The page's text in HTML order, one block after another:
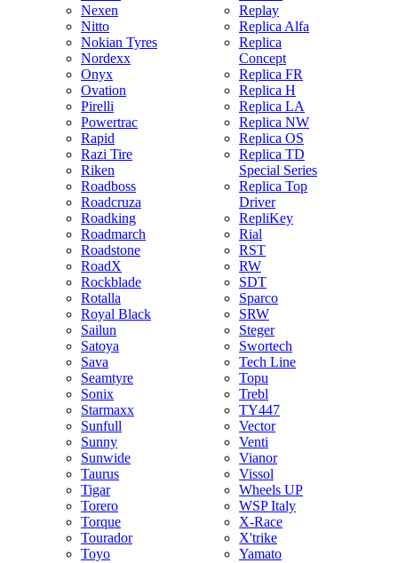
Nexen
Nitto
Nokian Tyres
Nordexx
Onyx
Ovation
Pirelli
Powertrac
Rapid
Razi Tire
Riken
Roadboss
Roadcruza
Roadking
Roadmarch
Roadstone
RoadX
Rockblade
Rotalla
Royal Black
Sailun
Satoya
Sava
Seamtyre
Sonix
Starmaxx
Sunfull
Sunny
Sunwide
Taurus
Tigar
Torero
Torque
Tourador
Toyo
Replay
Replica Alfa
Replica
Concept
Replica FR
Replica H
Replica LA
Replica NW
Replica OS
Replica TD
Special Series
Replica Top
Driver
RepliKey
Rial
RST
RW
SDT
Sparco
SRW
Steger
Swortech
Tech Line
Topu
Trebl
TY447
Vector
Venti
Vianor
Vissol
Wheels UP
WSP Italy
X-Race
X'trike
Yamato